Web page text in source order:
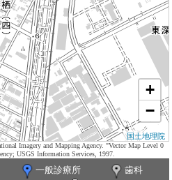
+
−
国土地理院
Imagery and Mapping Agency. "Vector Map Level 0
USGS Information Services, 1997.
一般診療所
歯科